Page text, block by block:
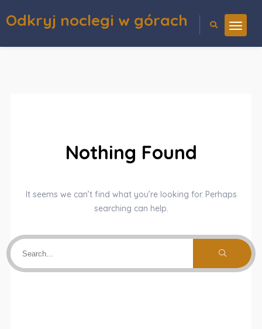
Odkryj noclegi w górach
Nothing Found
It seems we can’t find what you’re looking for. Perhaps
searching can help.